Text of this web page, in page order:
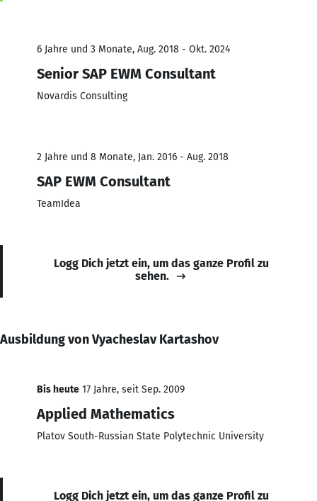
6 Jahre und 3 Monate, Aug. 2018 - Okt. 2024
Senior SAP EWM Consultant
Novardis Consulting
2 Jahre und 8 Monate, Jan. 2016 - Aug. 2018
SAP EWM Consultant
TeamIdea
Logg Dich jetzt ein, um das ganze Profil zu
sehen.
Ausbildung von Vyacheslav Kartashov
Bis heute 17 Jahre, seit Sep. 2009
Applied Mathematics
Platov South-Russian State Polytechnic University
Logg Dich jetzt ein, um das ganze Profil zu